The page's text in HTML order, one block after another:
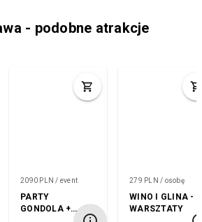
- podobne atrakcje
2090 PLN / event
PARTY
GONDOLA +
279 PLN / osobę
WINO I GLINA -
WARSZTATY